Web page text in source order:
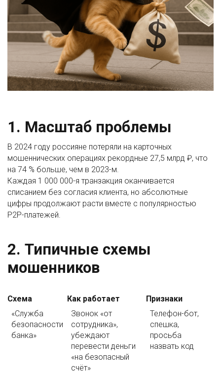
1. Масштаб проблемы
В 2024 году россияне потеряли на карточных
мошеннических операциях рекордные 27,5 млрд ₽, что
на 74 % больше, чем в 2023-м.
Каждая 1 000 000-я транзакция оканчивается
списанием без согласия клиента, но абсолютные
цифры продолжают расти вместе с популярностью
P2P-платежей.
2. Типичные схемы
мошенников
Схема Как работает
Признаки
«Служба
безопасности
банка»
Звонок «от
сотрудника»,
убеждают
перевести деньги
«на безопасный
счёт»
Телефон-бот,
спешка,
просьба
назвать код